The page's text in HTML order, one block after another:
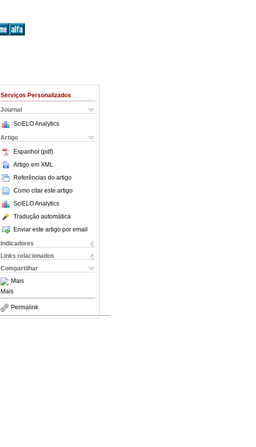
Serviços Personalizados
Journal
SciELO Analytics
Artigo
Espanhol (pdf)
Artigo em XML
Referências do artigo
Como citar este artigo
SciELO Analytics
Tradução automática
Enviar este artigo por email
Indicadores
Links relacionados
Compartilhar
Mais
Mais
Permalink